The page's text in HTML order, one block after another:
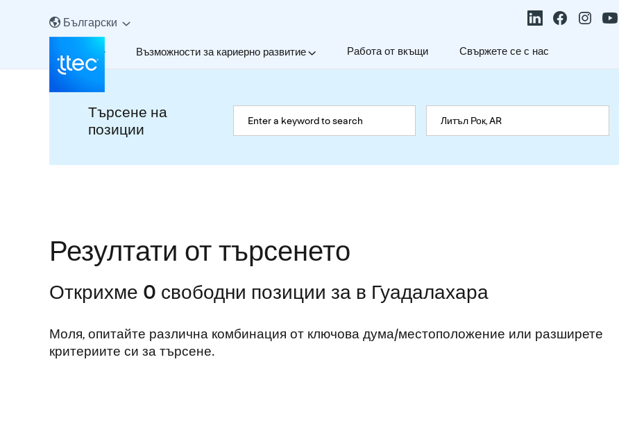
Български
За нас Възможности за кариерно развитие Работа от вкъщи Свържете се с нас
Търсене на
позиции
Резултати от търсенето
Открихме 0 свободни позиции за в Гуадалахара
Моля, опитайте различна комбинация от ключова дума/местоположение или разширете
критериите си за търсене.